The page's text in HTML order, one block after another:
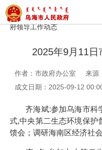
首页 >政务公开>政府办公室
府领导工作动态
2025年9月11
作者：市政府办公室
来源
成文日期：2025-09-12
齐海斌:参加乌海市科
式,中央第二生态环境保护
馈会；调研海南区经济社